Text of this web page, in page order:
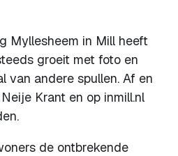
Myllesheem in Mill heeft
groeit met foto en
van andere spullen. Af en
Krant en op inmill.nl
de ontbrekende